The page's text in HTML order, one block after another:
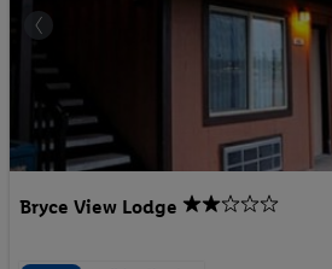
Bryce View Lodge